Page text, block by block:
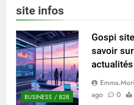
Quel est le
2025 ?
4 Mois Ago
site infos
BUSINESS / B2B
Gospi
savoir
ago
0